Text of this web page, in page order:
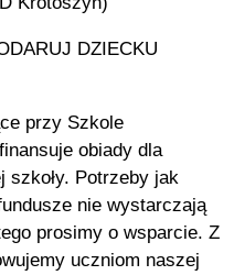
DZIECKU
przy Szkole
obiady dla
szkoły. Potrzeby jak
nie wystarczają
prosimy o wsparcie. Z
uczniom naszej